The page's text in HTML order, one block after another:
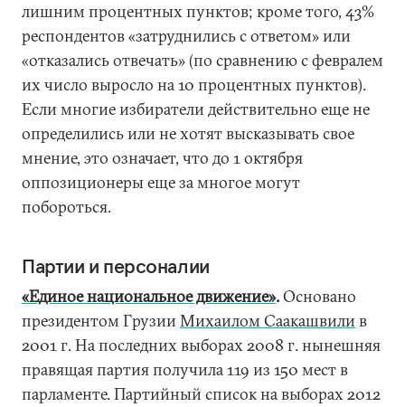
лишним процентных пунктов; кроме того, 43%
респондентов «затруднились с ответом» или
«отказались отвечать» (по сравнению с февралем
их число выросло на 10 процентных пунктов).
Если многие избиратели действительно еще не
определились или не хотят высказывать свое
мнение, это означает, что до 1 октября
оппозиционеры еще за многое могут
побороться.
Партии и персоналии
«Единое национальное движение».Основано
президентом ГрузииМихаилом Саакашвилив
2001 г. На последних выборах 2008 г. нынешняя
правящая партия получила 119 из 150 мест в
парламенте. Партийный список на выборах 2012